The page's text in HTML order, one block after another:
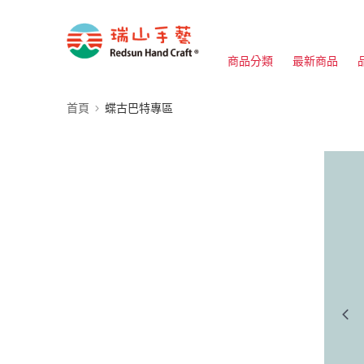
商品分類 最新商品
首頁 蝶古巴特專區